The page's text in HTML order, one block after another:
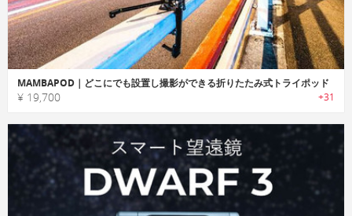
MAMBAPOD｜どこにでも設置し撮影ができる折りたたみ式トライポッド
¥ 19,700 +31